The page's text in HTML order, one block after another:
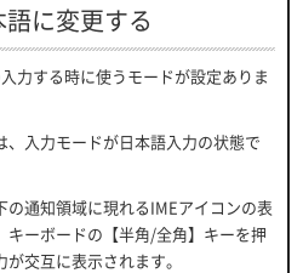
に変更する
力する時に使うモードが設定ありま
、入力モードが日本語入力の状態で
の通知領域に現れるIMEアイコンの表
ーボードの【半角/全角】キーを押
交互に表示されます。